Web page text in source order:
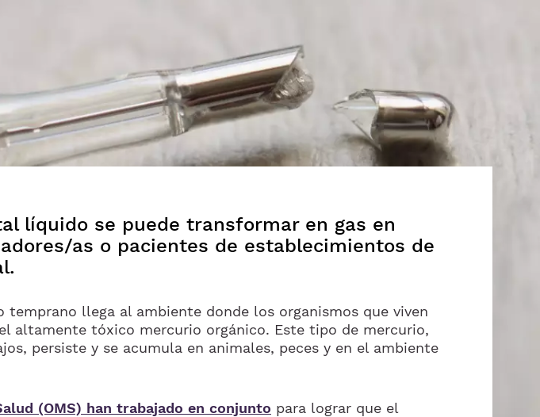
líquido se puede transformar en gas en
as o pacientes de establecimientos de
llega al ambiente donde los organismos que viven
altamente tóxico mercurio orgánico. Este tipo de mercurio,
persiste y se acumula en animales, peces y en el ambiente
(OMS) han trabajado en conjunto para lograr que el